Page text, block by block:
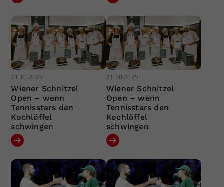
21.10.2025
Wiener Schnitzel
Open – wenn
Tennisstars den
Kochlöffel
schwingen
21.10.2025
Wiener Schnitzel
Open – wenn
Tennisstars den
Kochlöffel
schwingen